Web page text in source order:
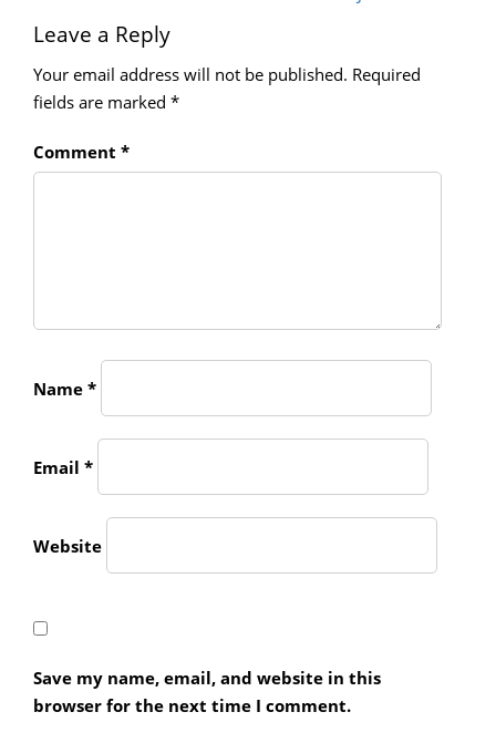
Leave a Reply
Your email address will not be published. Required
fields are marked *
Comment *
Name *
Email *
Website
Save my name, email, and website in this
browser for the next time I comment.